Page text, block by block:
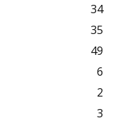
34
35
49
6
2
3